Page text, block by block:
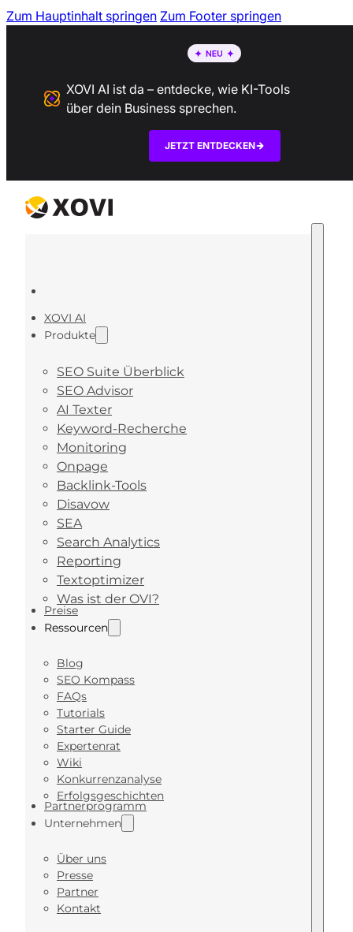
Zum Hauptinhalt springen Zum Footer springen
XOVI AI ist da – entdecke, wie KI-Tools
über dein Business sprechen.
JETZT ENTDECKEN
XOVI AI
Produkte
SEO Suite Überblick
SEO Advisor
AI Texter
Keyword-Recherche
Monitoring
Onpage
Backlink-Tools
Disavow
SEA
Search Analytics
Reporting
Textoptimizer
Was ist der OVI?
Preise
Ressourcen
Blog
SEO Kompass
FAQs
Tutorials
Starter Guide
Expertenrat
Wiki
Konkurrenzanalyse
Erfolgsgeschichten
Partnerprogramm
Unternehmen
Über uns
Presse
Partner
Kontakt